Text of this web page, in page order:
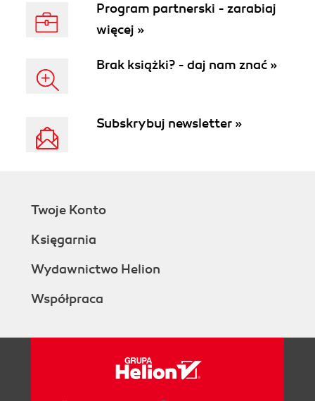
Program partnerski - zarabiaj
więcej »
Brak książki? - daj nam znać »
Subskrybuj newsletter »
Twoje Konto
Księgarnia
Wydawnictwo Helion
Współpraca